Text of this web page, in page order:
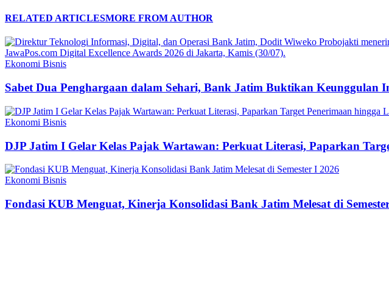
RELATED ARTICLESMORE FROM AUTHOR
Ekonomi Bisnis
Sabet Dua Penghargaan dalam Sehari, Bank Jatim Buktikan Keunggulan
Ekonomi Bisnis
DJP Jatim I Gelar Kelas Pajak Wartawan: Perkuat Literasi, Paparkan
Ekonomi Bisnis
Fondasi KUB Menguat, Kinerja Konsolidasi Bank Jatim Melesat di